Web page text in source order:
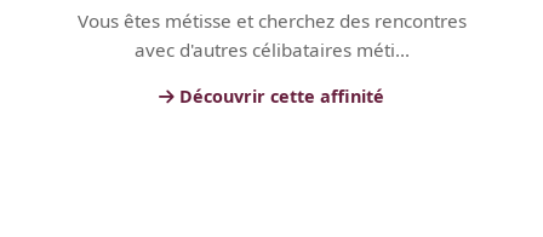
Vous êtes métisse et cherchez des rencontres
avec d'autres célibataires méti...
Découvrir cette affinité